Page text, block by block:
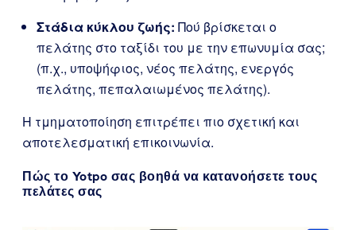
Στάδια κύκλου ζωής: Πού βρίσκεται ο
πελάτης στο ταξίδι του με την επωνυμία σας;
(π.χ., υποψήφιος, νέος πελάτης, ενεργός
πελάτης, πεπαλαιωμένος πελάτης).
Η τμηματοποίηση επιτρέπει πιο σχετική και
αποτελεσματική επικοινωνία.
Πώς το Yotpo σας βοηθά να κατανοήσετε τους
πελάτες σας